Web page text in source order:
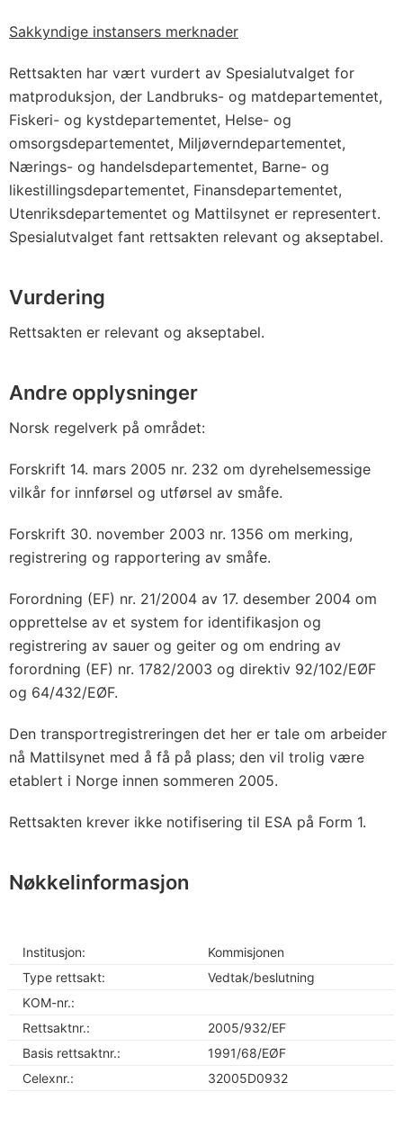
Sakkyndige instansers merknader
Rettsakten har vært vurdert av Spesialutvalget for
matproduksjon, der Landbruks- og matdepartementet,
Fiskeri- og kystdepartementet, Helse- og
omsorgsdepartementet, Miljøverndepartementet,
Nærings- og handelsdepartementet, Barne- og
likestillingsdepartementet, Finansdepartementet,
Utenriksdepartementet og Mattilsynet er representert.
Spesialutvalget fant rettsakten relevant og akseptabel.
Vurdering
Rettsakten er relevant og akseptabel.
Andre opplysninger
Norsk regelverk på området:
Forskrift 14. mars 2005 nr. 232 om dyrehelsemessige
vilkår for innførsel og utførsel av småfe.
Forskrift 30. november 2003 nr. 1356 om merking,
registrering og rapportering av småfe.
Forordning (EF) nr. 21/2004 av 17. desember 2004 om
opprettelse av et system for identifikasjon og
registrering av sauer og geiter og om endring av
forordning (EF) nr. 1782/2003 og direktiv 92/102/EØF
og 64/432/EØF.
Den transportregistreringen det her er tale om arbeider
nå Mattilsynet med å få på plass; den vil trolig være
etablert i Norge innen sommeren 2005.
Rettsakten krever ikke notifisering til ESA på Form 1.
Nøkkelinformasjon
Institusjon:
Kommisjonen
Type rettsakt:
Vedtak/beslutning
KOM-nr.:
Rettsaktnr.:
2005/932/EF
Basis rettsaktnr.:
1991/68/EØF
Celexnr.:
32005D0932